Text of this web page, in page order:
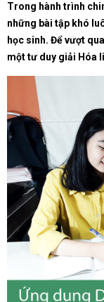
Trong hành trình
những bài tập khó
học sinh. Để vượt
một tư duy giải Hóa